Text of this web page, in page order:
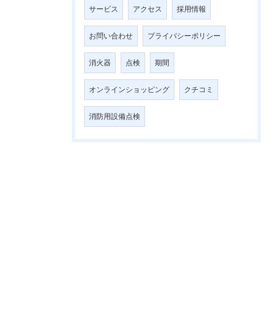
サービス アクセス 採用情報
お問い合わせ プライバシーポリシー
消火器 点検 期間
オンラインショッピング クチコミ
消防用設備点検